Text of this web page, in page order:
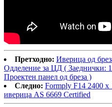
Претходно: Иверица од
Одделение за ЦД ( Заеднички:
Проектен панел од бреза )
Следно: Formply F14 2400
иверица AS 6669 Certified